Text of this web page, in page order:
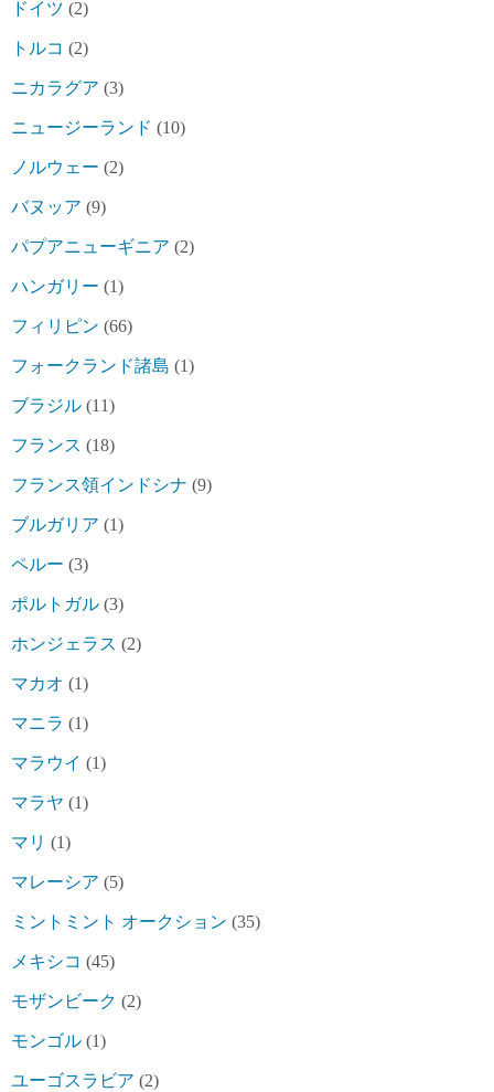
ドイツ (2)
トルコ (2)
ニカラグア (3)
ニュージーランド (10)
ノルウェー (2)
バヌッア (9)
パプアニューギニア (2)
ハンガリー (1)
フィリピン (66)
フォークランド諸島 (1)
ブラジル (11)
フランス (18)
フランス領インドシナ (9)
ブルガリア (1)
ペルー (3)
ポルトガル (3)
ホンジェラス (2)
マカオ (1)
マニラ (1)
マラウイ (1)
マラヤ (1)
マリ (1)
マレーシア (5)
ミントミント オークション (35)
メキシコ (45)
モザンビーク (2)
モンゴル (1)
ユーゴスラビア (2)